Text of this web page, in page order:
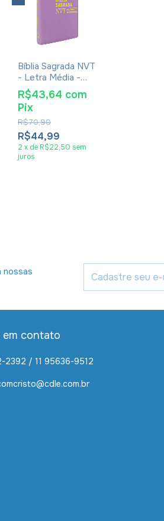
Bíblia Sagrada NVT
- Letra Média -
Capa Luxo Lilás
R$44,99
R$70,90
R$43,64 com
Pix
2 x de R$22,50 sem
juros
nossas
em contato
2392 / 11 95636-9512